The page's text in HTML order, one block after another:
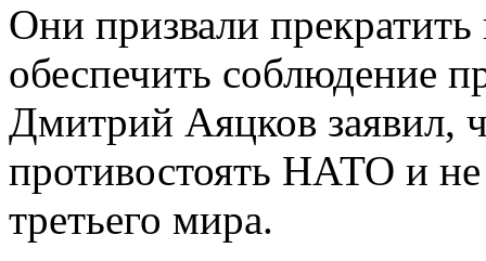
Они призвали
обеспечить соблюдение
Дмитрий Аяцков заявил,
противостоять НАТО и не
третьего мира.